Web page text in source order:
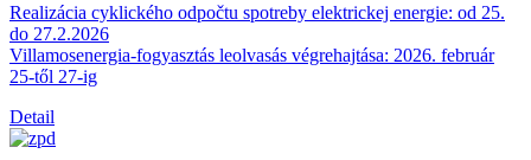
Realizácia cyklického odpočtu spotreby elektrickej energie: od 25.
do 27.2.2026
Villamosenergia-fogyasztás leolvasás végrehajtása: 2026. február
25-től 27-ig
Detail